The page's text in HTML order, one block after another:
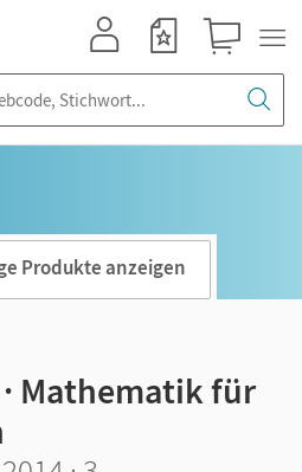
Produkte anzeigen
Mathematik für